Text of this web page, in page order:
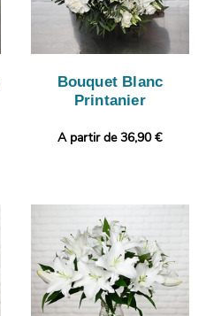
Bouquet Blanc
Printanier
A partir de 36,90 €